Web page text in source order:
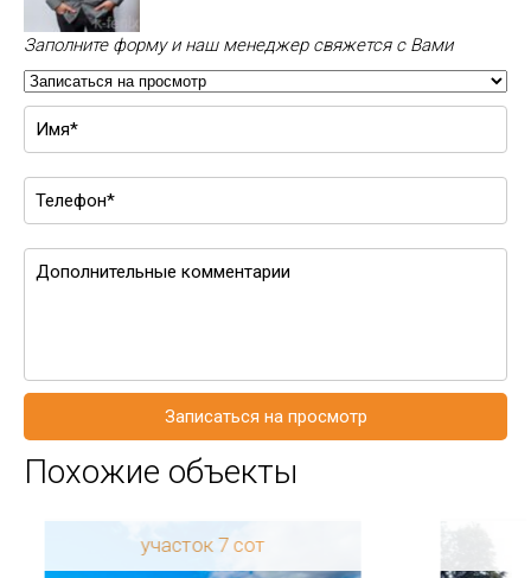
Заполните форму и наш менеджер свяжется с Вами
Записаться на просмотр
Похожие объекты
участок 7 сот